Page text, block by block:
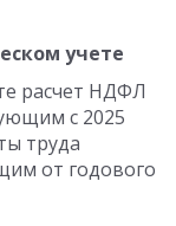
учете
расчет НДФЛ
с 2025
труда
от годового